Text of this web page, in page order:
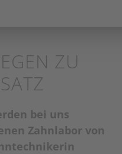
ZU
bei uns
Zahnlabor von